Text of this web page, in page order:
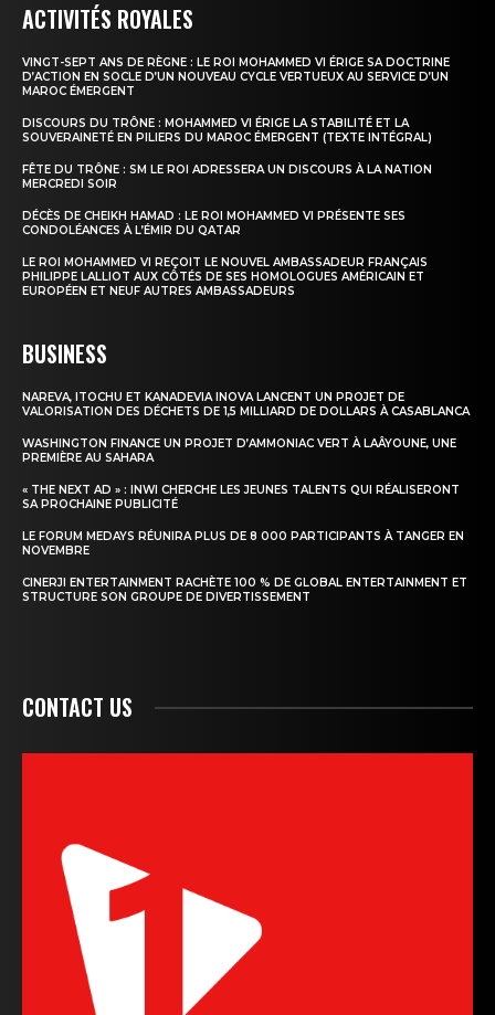
ACTIVITÉS ROYALES
VINGT-SEPT ANS DE RÈGNE : LE ROI MOHAMMED VI ÉRIGE SA DOCTRINE
D’ACTION EN SOCLE D’UN NOUVEAU CYCLE VERTUEUX AU SERVICE D’UN
MAROC ÉMERGENT
DISCOURS DU TRÔNE : MOHAMMED VI ÉRIGE LA STABILITÉ ET LA
SOUVERAINETÉ EN PILIERS DU MAROC ÉMERGENT (TEXTE INTÉGRAL)
FÊTE DU TRÔNE : SM LE ROI ADRESSERA UN DISCOURS À LA NATION
MERCREDI SOIR
DÉCÈS DE CHEIKH HAMAD : LE ROI MOHAMMED VI PRÉSENTE SES
CONDOLÉANCES À L’ÉMIR DU QATAR
LE ROI MOHAMMED VI REÇOIT LE NOUVEL AMBASSADEUR FRANÇAIS
PHILIPPE LALLIOT AUX CÔTÉS DE SES HOMOLOGUES AMÉRICAIN ET
EUROPÉEN ET NEUF AUTRES AMBASSADEURS
BUSINESS
NAREVA, ITOCHU ET KANADEVIA INOVA LANCENT UN PROJET DE
VALORISATION DES DÉCHETS DE 1,5 MILLIARD DE DOLLARS À CASABLANCA
WASHINGTON FINANCE UN PROJET D’AMMONIAC VERT À LAÂYOUNE, UNE
PREMIÈRE AU SAHARA
« THE NEXT AD » : INWI CHERCHE LES JEUNES TALENTS QUI RÉALISERONT
SA PROCHAINE PUBLICITÉ
LE FORUM MEDAYS RÉUNIRA PLUS DE 8 000 PARTICIPANTS À TANGER EN
NOVEMBRE
CINERJI ENTERTAINMENT RACHÈTE 100 % DE GLOBAL ENTERTAINMENT ET
STRUCTURE SON GROUPE DE DIVERTISSEMENT
CONTACT US